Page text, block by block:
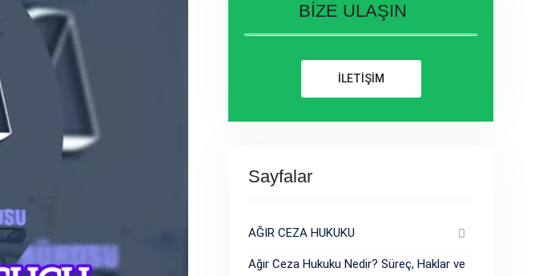
BİZE ULAŞIN
İLETİŞİM
Sayfalar
AĞIR CEZA HUKUKU
Ağır Ceza Hukuku Nedir? Süreç, Haklar ve